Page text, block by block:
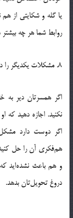
يا گله و شکايتي از
روابط شما هر چه
8. مشکلات يکديگر را درک کنيد:
اگر همسرتان دير به
نکنيد. اجازه دهيد
اگر دوست دارد
هم‌فکري آن را حل
و هم باعث نشده‌ايد
دروغ تحويل‌تان بدهد.